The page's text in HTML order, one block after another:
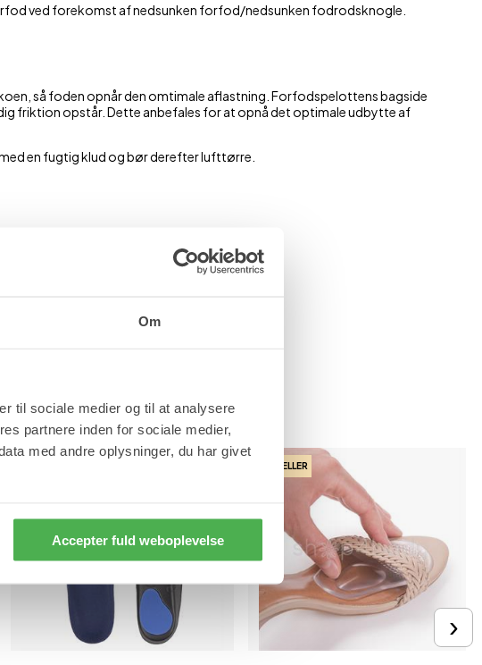
Om
til sociale medier og til at analysere
partnere inden for sociale medier,
med andre oplysninger, du har givet
Accepter fuld weboplevelse
ved forekomst af nedsunken forfod/nedsunken fodrodsknogle.
så foden opnår den omtimale aflastning. Forfodspelottens bagside
friktion opstår. Dette anbefales for at opnå det optimale udbytte af
en fugtig klud og bør derefter lufttørre.
BESTSELLER
›